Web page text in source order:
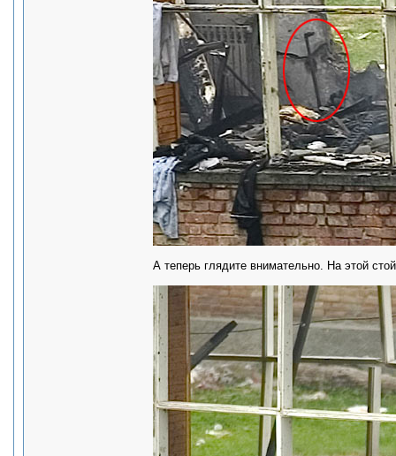
А теперь глядите внимательно. На этой